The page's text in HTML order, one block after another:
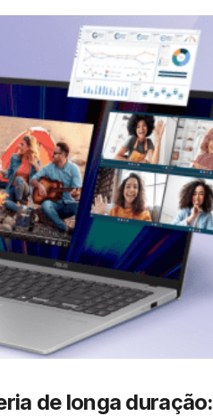
de longa duração: